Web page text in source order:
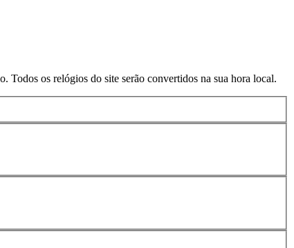
Todos os relógios do site serão convertidos na sua hora local.